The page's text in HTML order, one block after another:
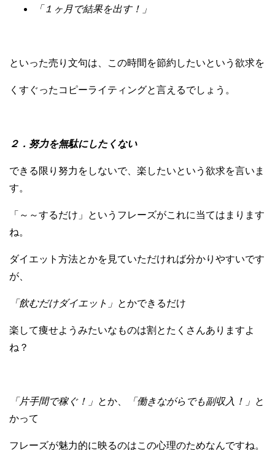
「１ヶ月で結果を出す！」
といった売り文句は、この時間を節約したいという欲求を
くすぐったコピーライティングと言えるでしょう。
２．努力を無駄にしたくない
できる限り努力をしないで、楽したいという欲求を言いま
す。
「～～するだけ」というフレーズがこれに当てはまります
ね。
ダイエット方法とかを見ていただければ分かりやすいです
が、
「飲むだけダイエット」 とかできるだけ
楽して痩せようみたいなものは割とたくさんありますよ
ね？
「片手間で稼ぐ！」 とか、 「働きながらでも副収入！」 と
かって
フレーズが魅力的に映るのはこの心理のためなんですね。